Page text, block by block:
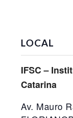
LOCAL
IFSC –
Catarina
Av. Mauro